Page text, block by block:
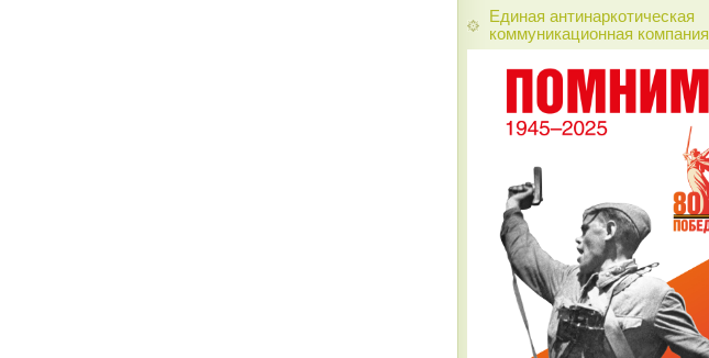
Единая антинаркотическая
коммуникационная компания